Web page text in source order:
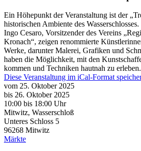
Ein Höhepunkt der Veranstaltung ist der
historischen Ambiente des
Ingo Cesaro, Vorsitzender des Vereins
Kronach“, zeigen renommierte
Werke, darunter Malerei, Grafiken und
haben die Möglichkeit, mit den
kommen und Techniken hautnah zu erleben.
Diese Veranstaltung im iCal-Format
vom 25. Oktober 2025
bis 26. Oktober 2025
10:00 bis 18:00 Uhr
Mitwitz, Wasserschloß
Unteres Schloss 5
96268 Mitwitz
Märkte